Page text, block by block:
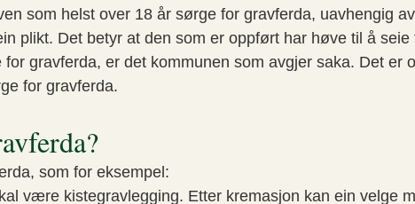
som helst over 18 år sørge for gravferda, uavhengig
plikt. Det betyr at den som er oppført har høve til å seie
gravferda, er det kommunen som avgjer saka. Det er
for gravferda.
som for eksempel:
være kistegravlegging. Etter kremasjon kan ein velge